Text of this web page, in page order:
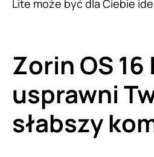
Lite może być dla Ciebie
Zorin OS 16
usprawni
słabszy